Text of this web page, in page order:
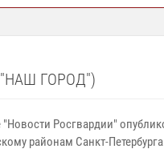
ГОРОД")
"Новости Росгвардии"
районам Санкт-